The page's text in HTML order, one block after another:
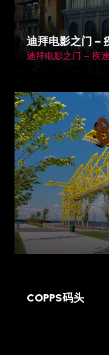
迪拜电影之门 –
迪拜电影之门 – 疾
迪拜, 阿联
COPPS码头